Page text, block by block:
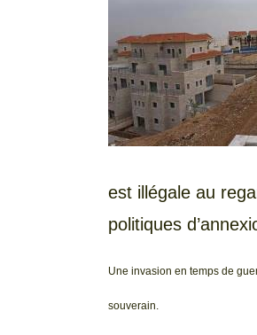
est illégale au
politiques
Une invasion en temps de
souverain.